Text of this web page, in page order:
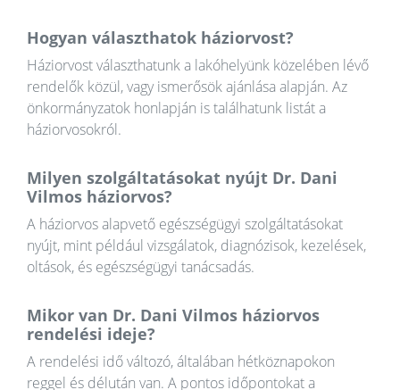
Hogyan választhatok háziorvost?
Háziorvost választhatunk a lakóhelyünk közelében lévő
rendelők közül, vagy ismerősök ajánlása alapján. Az
önkormányzatok honlapján is találhatunk listát a
háziorvosokról.
Milyen szolgáltatásokat nyújt Dr. Dani
Vilmos háziorvos?
A háziorvos alapvető egészségügyi szolgáltatásokat
nyújt, mint például vizsgálatok, diagnózisok, kezelések,
oltások, és egészségügyi tanácsadás.
Mikor van Dr. Dani Vilmos háziorvos
rendelési ideje?
A rendelési idő változó, általában hétköznapokon
reggel és délután van. A pontos időpontokat a